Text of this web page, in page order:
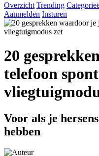
Overzicht Trending
Aanmelden Insturen
20
telefoon
Voor als je
hebben